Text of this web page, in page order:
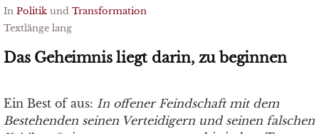
In Politik und Transformation
Textlänge lang
Das Geheimnis liegt darin, zu beginnen
Ein Best of aus: In offener Feindschaftmit dem
Bestehenden seinen Verteidigern und seinen falschen